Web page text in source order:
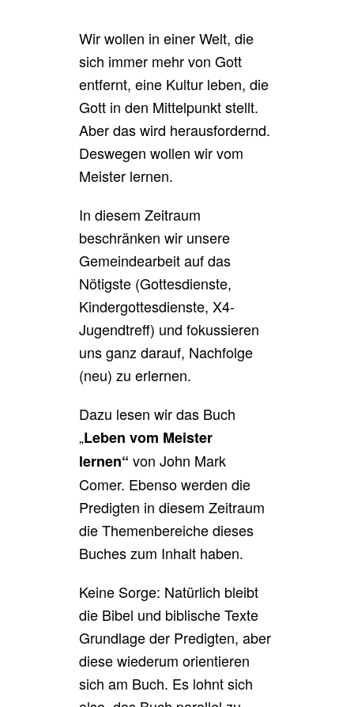
Wir wollen in einer Welt, die
sich immer mehr von Gott
entfernt, eine Kultur leben, die
Gott in den Mittelpunkt stellt.
Aber das wird herausfordernd.
Deswegen wollen wir vom
Meister lernen.
In diesem Zeitraum
beschränken wir unsere
Gemeindearbeit auf das
Nötigste (Gottesdienste,
Kindergottesdienste, X4-
Jugendtreff) und fokussieren
uns ganz darauf, Nachfolge
(neu) zu erlernen.
Dazu lesen wir das Buch
„Leben vom Meister
lernen“ von John Mark
Comer. Ebenso werden die
Predigten in diesem Zeitraum
die Themenbereiche dieses
Buches zum Inhalt haben.
Keine Sorge: Natürlich bleibt
die Bibel und biblische Texte
Grundlage der Predigten, aber
diese wiederum orientieren
sich am Buch. Es lohnt sich